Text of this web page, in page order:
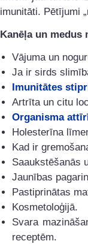
imunitāti. Pētījumi
Kanēļa un
Vājuma un
Ja ir sirds
Imunitātes
Artrīta un citu
Organisma
Holesterīna
Kad ir
Saaukstēšanās
Jaunības
Pastiprinātas
Kosmetoloģijā.
Svara
receptēm.